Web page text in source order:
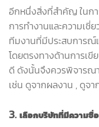
อีกหนึ่งสิ่งที่สำคัญ ในก
การทำงานและความเ
ทีมงานที่มีประสบการณ์
โดยตรงทางด้านการเขี
ดี ดังนั้นจึงควรพิจารณ
เช่น ดูจากผลงาน , ดูจ
3. เลือกบริษัทที่มีความซื่